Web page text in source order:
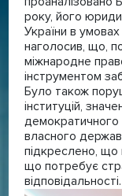
року, його
України в
наголосив, що,
міжнародне
інструментом
Було також
інституцій,
демократичного
власного
підкреслено, що
що потребує
відповідальності.